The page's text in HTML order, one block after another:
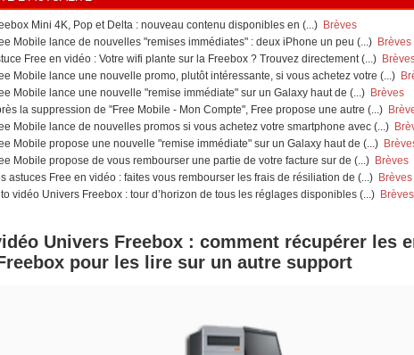
Mini 4K, Pop et Delta : nouveau contenu disponibles en (...) Brèves
Mobile lance de nouvelles "remises immédiates" : deux iPhone un peu (...) Brèves
Free en vidéo : Votre wifi plante sur la Freebox ? Trouvez directement (...)
Mobile lance une nouvelle promo, plutôt intéressante, si vous achetez votre (...)
Mobile lance une nouvelle "remise immédiate" sur un Galaxy haut de (...) Brèves
la suppression de "Free Mobile - Mon Compte", Free propose une autre (...)
Mobile lance de nouvelles promos si vous achetez votre smartphone avec (...)
Mobile propose une nouvelle "remise immédiate" sur un Galaxy haut de (...)
Mobile propose de vous rembourser une partie de votre facture sur de (...) Brèves
astuces Free en vidéo : faites vous rembourser les frais de résiliation de (...) Brèves
vidéo Univers Freebox : tour d’horizon de tous les réglages disponibles (...) Brèves
Univers Freebox : comment récupérer les
pour les lire sur un autre support